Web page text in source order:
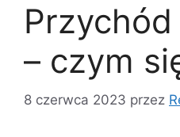
– czym
8 czerwca 2023 przez